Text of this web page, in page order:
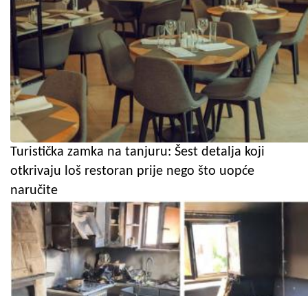
Turistička zamka na tanjuru: Šest detalja koji
otkrivaju loš restoran prije nego što uopće
naručite